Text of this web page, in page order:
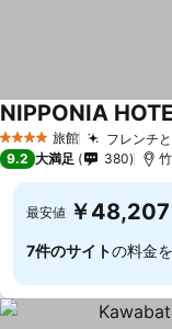
4 ホテルのランク
旅館 フレンチ
NIPPONIA
9.2 大満足 380
最安値 ￥48,207
7件のサイトの料金